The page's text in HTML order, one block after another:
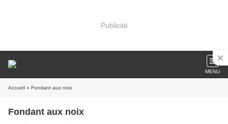
Publicité
MENU
Accueil » Fondant aux noix
Fondant aux noix